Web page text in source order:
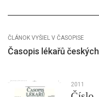
ČLÁNOK VYŠIEL V ČASOPISE
Časopis lékařů českých
2011